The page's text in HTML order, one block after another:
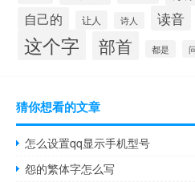
自己的 让人 诗人 读音
这个字 部首 都是
猜你想看的文章
怎么设置qq显示手机型号
怨的繁体字怎么写